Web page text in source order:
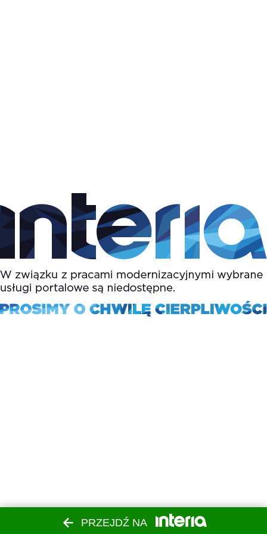
PRZEJDŹ NA